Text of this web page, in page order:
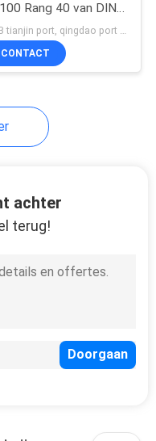
Rang 40 van DIN
FOB tianjin port, qingdao port MOQ:1800pcs
CONTACT
achter
terug!